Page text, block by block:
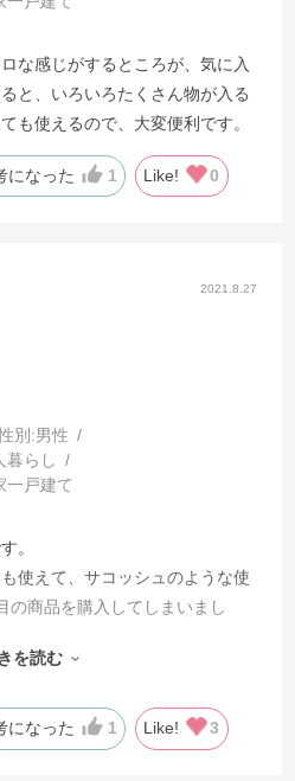
な感じがするところが、気に入
と、いろいろたくさん物が入る
も使えるので、大変便利です。
になった 1 Like! 0
2021.8.27
別:男性
暮らし
一戸建て
。
使えて、サコッシュのような使
の商品を購入してしまいまし
、いちど手もみ洗いをして使用
てみてください。
を読む
になった 1 Like! 3